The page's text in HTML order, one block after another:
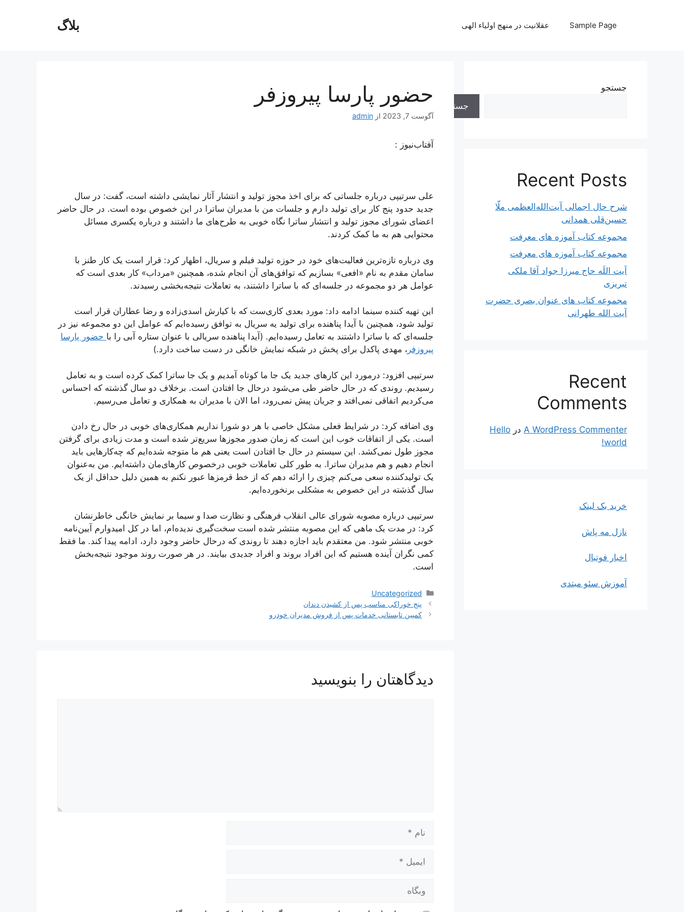
بلاگ Sample Page عقلانیت در منهج اولیاء الهی
حضور پارسا پیروزفر
آگوست 7, 2023 از admin
آفتاب‌‌نیوز :
علی سرتیپی درباره جلساتی که برای اخذ مجوز تولید و انتشار آثار نمایشی داشته است، گفت: در سال
جدید حدود پنج کار برای تولید دارم و جلسات من با مدیران ساترا در این خصوص بوده است. در حال حاضر
اعضای شورای مجوز تولید و انتشار ساترا نگاه خوبی به طرح‌های ما داشتند و درباره یکسری مسائل
محتوایی هم به ما کمک کردند.
وی درباره تازه‌ترین فعالیت‌های خود در حوزه تولید فیلم و سریال، اظهار کرد: قرار است یک کار طنز با
سامان مقدم به نام «افعی» بسازیم که توافق‌های آن انجام شده، همچنین «مرداب» کار بعدی است که
عوامل هر دو مجموعه در جلسه‌ای که با ساترا داشتند، به تعاملات نتیجه‌بخشی رسیدند.
این تهیه کننده سینما ادامه داد: مورد بعدی کاری‌ست که با کیارش اسدی‌زاده و رضا عطاران قرار است
تولید شود، همچنین با آیدا پناهنده برای تولید یه سریال به توافق رسیده‌ایم که عوامل این دو مجموعه نیز در
جلسه‌ای که با ساترا داشتند به تعامل رسیده‌ایم. (آیدا پناهنده سریالی با عنوان ستاره آبی را با حضور پارسا
پیروزفر ، مهدی پاکدل برای پخش در شبکه نمایش خانگی در دست ساخت دارد.)
سرتیپی افزود: درمورد این کار‌های جدید یک جا ما کوتاه آمدیم و یک جا ساترا کمک کرده است و به تعامل
رسیدیم. روندی که در حال حاضر طی می‌شود درحال جا افتادن است. برخلاف دو سال گذشته که احساس
می‌کردیم اتفاقی نمی‌افتد و جریان پیش نمی‌رود، اما الان با مدیران به همکاری و تعامل می‌رسیم.
وی اضافه کرد: در شرایط فعلی مشکل خاصی با هر دو شورا نداریم همکاری‌های خوبی در حال رخ دادن
است. یکی از اتفاقات خوب این است که زمان صدور مجوز‌ها سریع‌تر شده است و مدت زیادی برای گرفتن
مجوز طول نمی‌کشد. این سیستم در حال جا افتادن است یعنی هم ما متوجه شده‌ایم که چه‌کار‌هایی باید
انجام دهیم و هم مدیران ساترا. به طور کلی تعاملات خوبی درخصوص کارهای‌مان داشته‌ایم. من به‌عنوان
یک تولیدکننده سعی می‌کنم چیزی را ارائه دهم که از خط قرمز‌ها عبور نکنم به همین دلیل حداقل از یک
سال گذشته در این خصوص به مشکلی برنخورده‌ایم.
سرتیپی درباره مصوبه شورای عالی انقلاب فرهنگی و نظارت صدا و سیما بر نمایش خانگی خاطرنشان
کرد: در مدت یک ماهی که این مصوبه منتشر شده است سخت‌گیری ندیده‌ام، اما در کل امیدوارم آیین‌نامه
خوبی منتشر شود. من معتقدم باید اجازه دهند تا روندی که درحال حاضر وجود دارد، ادامه پیدا کند. ما فقط
کمی نگران آینده هستیم که این افراد بروند و افراد جدیدی بیایند. در هر صورت روند موجود نتیجه‌بخش
است.
دسته‌ها
Uncategorized
ناوبری
نوشته‌ها
پنج خوراکی مناسب پس از کشیدن دندان
کمپین تابستانی خدمات پس از فروش مدیران خودرو
دیدگاهتان را بنویسید
وبگاه
جستجو
جستجو
Recent Posts
شرح حال اجمالی آیت‌الله‌العظمی ملّا
حسین‌قلی همدانی
مجموعه کتاب آموزه های معرفت
مجموعه کتاب آموزه های معرفت
آیت اللَه حاج میرزا جواد آقا ملکی
تبریزی
مجموعه کتاب های عنوان بصری حضرت
آیت الله طهرانی
Recent
Comments
A WordPress Commenter در Hello
world!
خرید بک لینک
نازل مه پاش
اخبار فوتبال
آموزش سئو مبتدی